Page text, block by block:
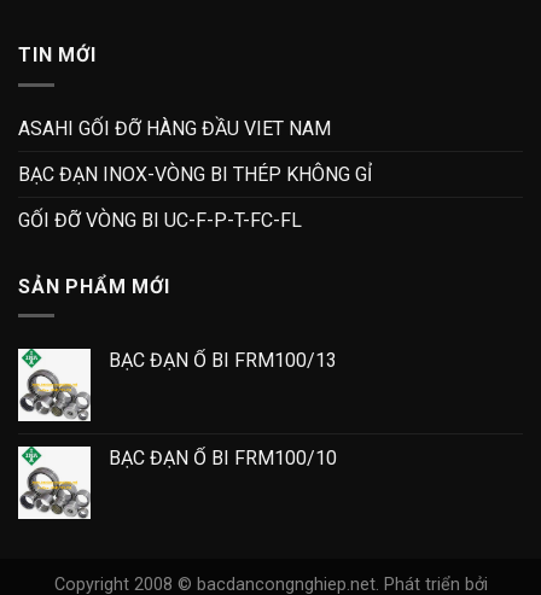
TIN MỚI
ASAHI GỐI ĐỠ HÀNG ĐẦU VIET NAM
BẠC ĐẠN INOX-VÒNG BI THÉP KHÔNG GỈ
GỐI ĐỠ VÒNG BI UC-F-P-T-FC-FL
SẢN PHẨM MỚI
BẠC ĐẠN Ổ BI FRM100/13
BẠC ĐẠN Ổ BI FRM100/10
Copyright 2008 © bacdancongnghiep.net. Phát triển bởi